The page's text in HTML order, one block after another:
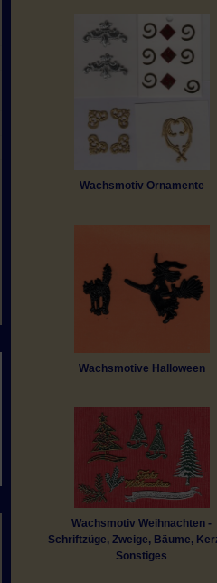
Wachsmotiv Ornamente
Wachsmotive Halloween
Wachsmotiv Weihnachten -
Schriftzüge, Zweige, Bäume,
Sonstiges